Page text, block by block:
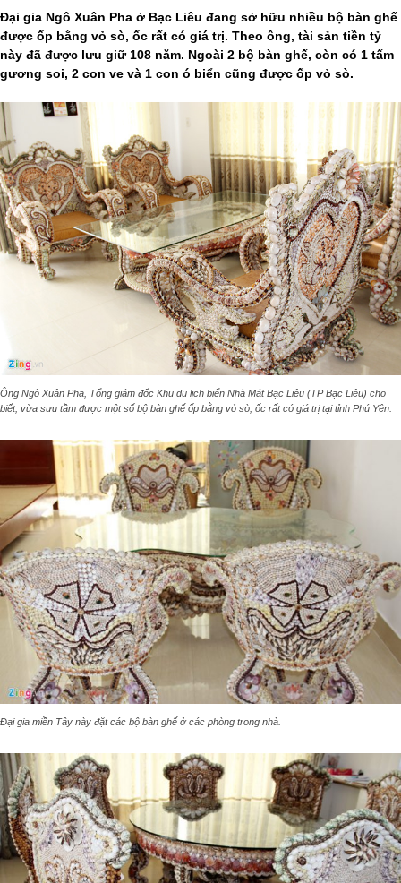
Đại gia Ngô Xuân Pha ở Bạc Liêu đang sở hữu nhiều bộ bàn ghế
được ốp bằng vỏ sò, ốc rất có giá trị. Theo ông, tài sản tiền tỷ
này đã được lưu giữ 108 năm. Ngoài 2 bộ bàn ghế, còn có 1 tấm
gương soi, 2 con ve và 1 con ó biển cũng được ốp vỏ sò.
Ông Ngô Xuân Pha, Tổng giám đốc Khu du lịch biển Nhà Mát Bạc Liêu (TP Bạc Liêu) cho
biết, vừa sưu tầm được một số bộ bàn ghế ốp bằng vỏ sò, ốc rất có giá trị tại tỉnh Phú Yên.
Đại gia miền Tây này đặt các bộ bàn ghế ở các phòng trong nhà.